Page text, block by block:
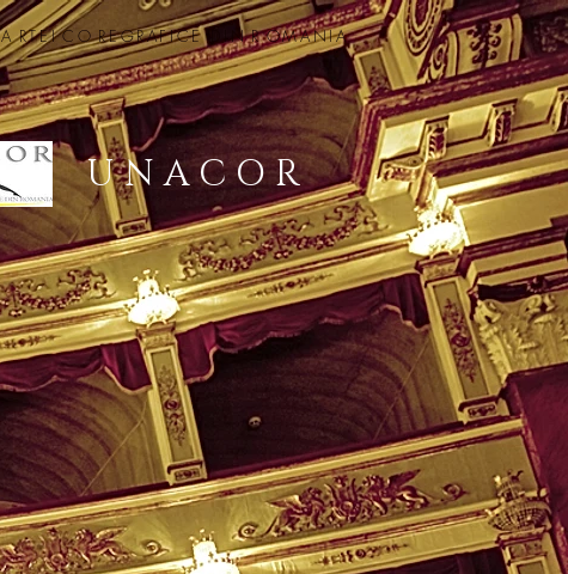
A RTEI CO REGRAFICE DIN R OMANIA
U N A C O R